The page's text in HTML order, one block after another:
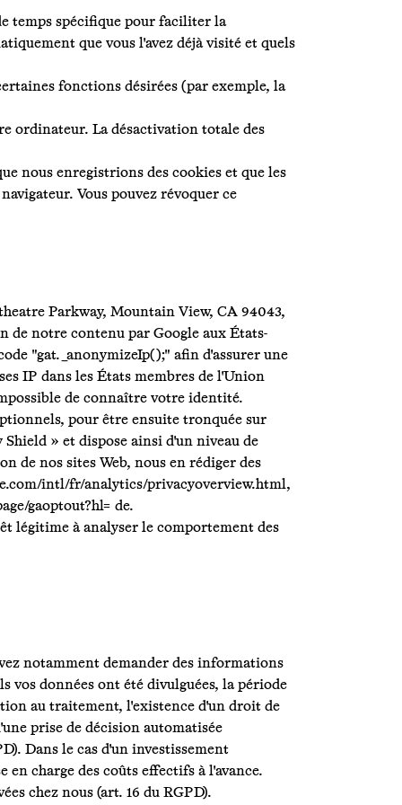
temps spécifique pour faciliter la
que vous l'avez déjà visité et quels
fonctions désirées (par exemple, la
ordinateur. La désactivation totale des
nous enregistrions des cookies et que les
Vous pouvez révoquer ce
Parkway, Mountain View, CA 94043,
de notre contenu par Google aux États-
"gat._anonymizeIp();" afin d'assurer une
IP dans les États membres de l'Union
de connaître votre identité.
pour être ensuite tronquée sur
» et dispose ainsi d'un niveau de
de nos sites Web, nous en rédiger des
intl/fr/analytics/privacyoverview.html,
gaoptout?hl= de.
légitime à analyser le comportement des
notamment demander des informations
vos données ont été divulguées, la période
au traitement, l'existence d'un droit de
prise de décision automatisée
Dans le cas d'un investissement
charge des coûts effectifs à l'avance.
chez nous (art. 16 du RGPD).